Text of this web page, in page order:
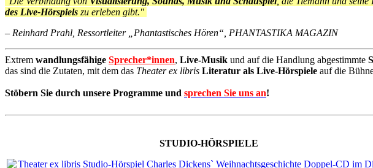
des Live-Hörspiels zu erleben gibt."
– Reinhard Prahl, Ressortleiter „Phantastisches Hören“, PHANTASTIKA MAGAZIN
Extrem wandlungsfähige Sprecher*innen, Live-Musik und auf die Handlung abgestimmte
das sind die Zutaten, mit dem das Theater ex libris Literatur als Live-Hörspiele auf die
Stöbern Sie durch unsere Programme und sprechen Sie uns an!
STUDIO-HÖRSPIELE